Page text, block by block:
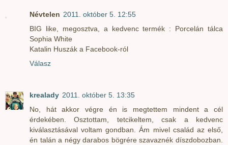
Névtelen 2011. október 5. 12:55
BIG like, megosztva, a kedvenc termék : Porcelán tálca
Sophia White
Katalin Huszák a Facebook-ról
Válasz
krealady 2011. október 5. 13:35
No, hát akkor végre én is megtettem mindent a cél
érdekében. Osztottam, tetcikeltem, csak a kedvenc
kiválasztásával voltam gondban. Ám mivel család az első,
én talán a négy darabos bögrére szavaznék díszdobozban.